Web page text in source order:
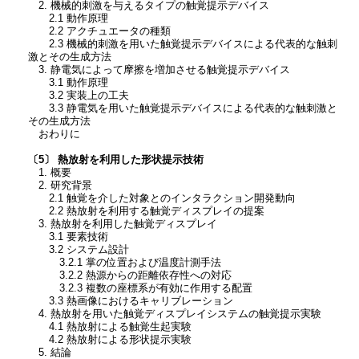
2. 機械的刺激を与えるタイプの触覚提示デバイス
2.1 動作原理
2.2 アクチュエータの種類
2.3 機械的刺激を用いた触覚提示デバイスによる代表的な触刺
激とその生成方法
3. 静電気によって摩擦を増加させる触覚提示デバイス
3.1 動作原理
3.2 実装上の工夫
3.3 静電気を用いた触覚提示デバイスによる代表的な触刺激と
その生成方法
おわりに
〔5〕 熱放射を利用した形状提示技術
1. 概要
2. 研究背景
2.1 触覚を介した対象とのインタラクション開発動向
2.2 熱放射を利用する触覚ディスプレイの提案
3. 熱放射を利用した触覚ディスプレイ
3.1 要素技術
3.2 システム設計
3.2.1 掌の位置および温度計測手法
3.2.2 熱源からの距離依存性への対応
3.2.3 複数の座標系が有効に作用する配置
3.3 熱画像におけるキャリブレーション
4. 熱放射を用いた触覚ディスプレイシステムの触覚提示実験
4.1 熱放射による触覚生起実験
4.2 熱放射による形状提示実験
5. 結論